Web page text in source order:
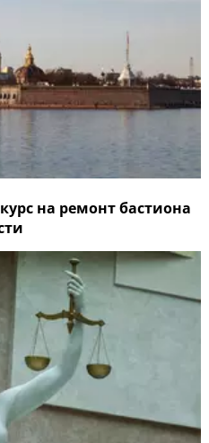
на ремонт бастиона